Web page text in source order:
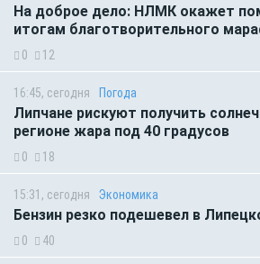
На доброе дело: НЛМК окажет
итогам благотворительного
0 12
16:45, сегодня Погода
Липчане рискуют получить
регионе жара под 40 градусов
0 18
15:31, сегодня Экономика
Бензин резко подешевел в
0 40